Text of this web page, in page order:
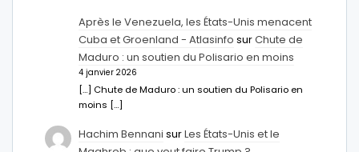
Après le Venezuela, les États-Unis menacent
Cuba et Groenland - Atlasinfo surChute de
Maduro : un soutien du Polisario en moins
4 janvier 2026
[…] Chute de Maduro : un soutien du Polisario en
moins […]
Hachim Bennani surLes États-Unis et le